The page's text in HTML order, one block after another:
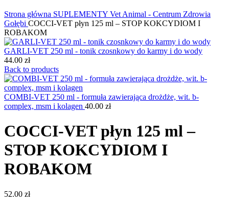
Strona główna SUPLEMENTY Vet Animal - Centrum Zdrowia
Gołębi COCCI-VET płyn 125 ml – STOP KOKCYDIOM I
ROBAKOM
GARLI-VET 250 ml - tonik czosnkowy do karmy i do wody
44.00 zł
Back to products
COMBI-VET 250 ml - formuła zawierająca drożdże, wit. b-
complex, msm i kolagen 40.00 zł
COCCI-VET płyn 125 ml –
STOP KOKCYDIOM I
ROBAKOM
52.00 zł